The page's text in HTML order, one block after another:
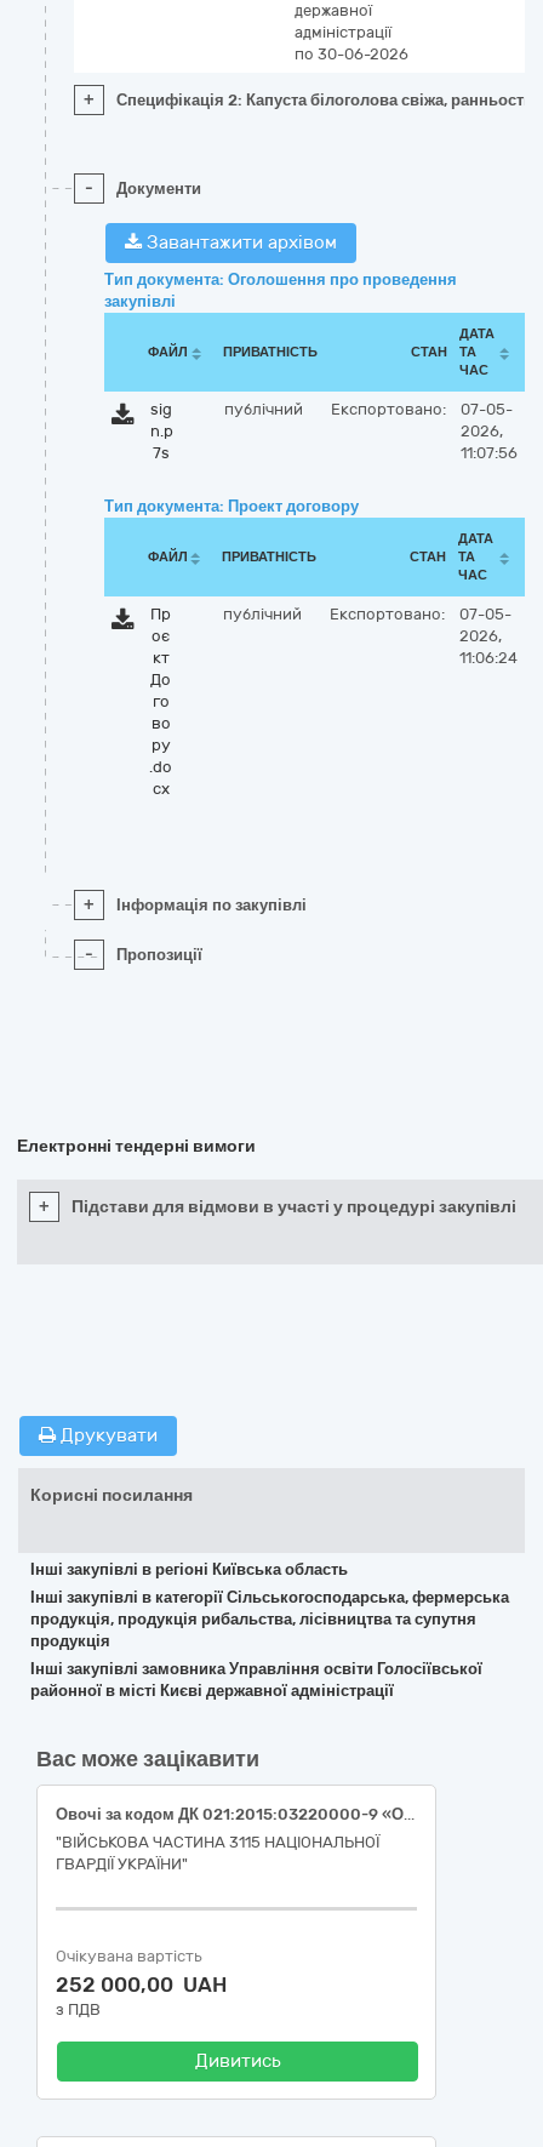
державної
адміністрації
по 30-06-2026
+ Специфікація 2: Капуста білоголова свіжа,
- Документи
Завантажити архівом
Тип документа: Оголошення про проведення
закупівлі
ФАЙЛ ПРИВАТНІСТЬ СТАН
ДАТА
ТА
ЧАС
sig
n.p
7s
публічний Експортовано:
07-05-
2026,
11:07:56
Тип документа: Проект договору
ФАЙЛ ПРИВАТНІСТЬ СТАН
ДАТА
ТА
ЧАС
Пр
оє
кт
До
го
во
ру
.do
cx
публічний Експортовано:
07-05-
2026,
11:06:24
+ Інформація по закупівлі
- Пропозиції
Електронні тендерні вимоги
+ Підстави для відмови в участі у процедурі закупівлі
Друкувати
Корисні посилання
Інші закупівлі в регіоні Київська область
Інші закупівлі в категорії Сільськогосподарська, фермерська
продукція, продукція рибальства, лісівництва та супутня
продукція
Інші закупівлі замовника Управління освіти Голосіївської
районної в місті Києві державної адміністрації
Вас може зацікавити
Овочі за кодом ДК 021:2015:03220000-9 «Овочі, фрукти та горіхи» огірок свіжий (ДК 021:2015:03221270-9 «Огірки»), помідор свіжий (ДК 021:2015:03221240-0 «Помідори»), перець солодкий (ДК 021:2015:03221230-7 «Перець овочевий»)
"ВІЙСЬКОВА ЧАСТИНА 3115 НАЦІОНАЛЬНОЇ
ГВАРДІЇ УКРАЇНИ"
Очікувана вартість
252 000,00 UAH
з ПДВ
Дивитись